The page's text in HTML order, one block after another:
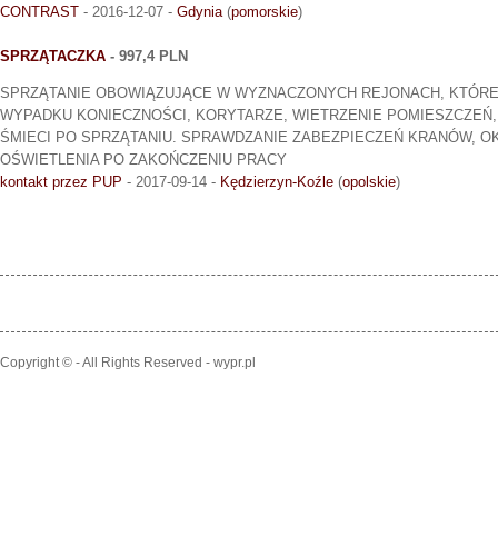
CONTRAST - 2016-12-07 - Gdynia(pomorskie)
SPRZĄTACZKA - 997,4 PLN
SPRZĄTANIE OBOWIĄZUJĄCE W WYZNACZONYCH REJONACH,
WYPADKU KONIECZNOŚCI, KORYTARZE, WIETRZENIE
ŚMIECI PO SPRZĄTANIU. SPRAWDZANIE ZABEZPIECZEŃ KRANÓW,
OŚWIETLENIA PO ZAKOŃCZENIU PRACY
kontakt przez PUP - 2017-09-14 - Kędzierzyn-Koźle (opolskie)
Copyright © - All Rights Reserved - wypr.pl